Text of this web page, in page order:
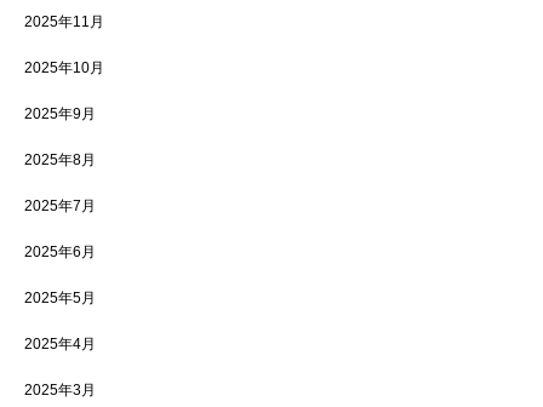
2025年11月
2025年10月
2025年9月
2025年8月
2025年7月
2025年6月
2025年5月
2025年4月
2025年3月